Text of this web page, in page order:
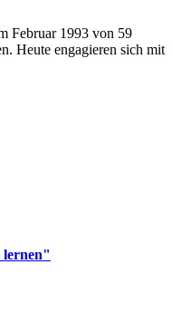
Februar 1993 von 59
Heute engagieren sich mit
lernen"